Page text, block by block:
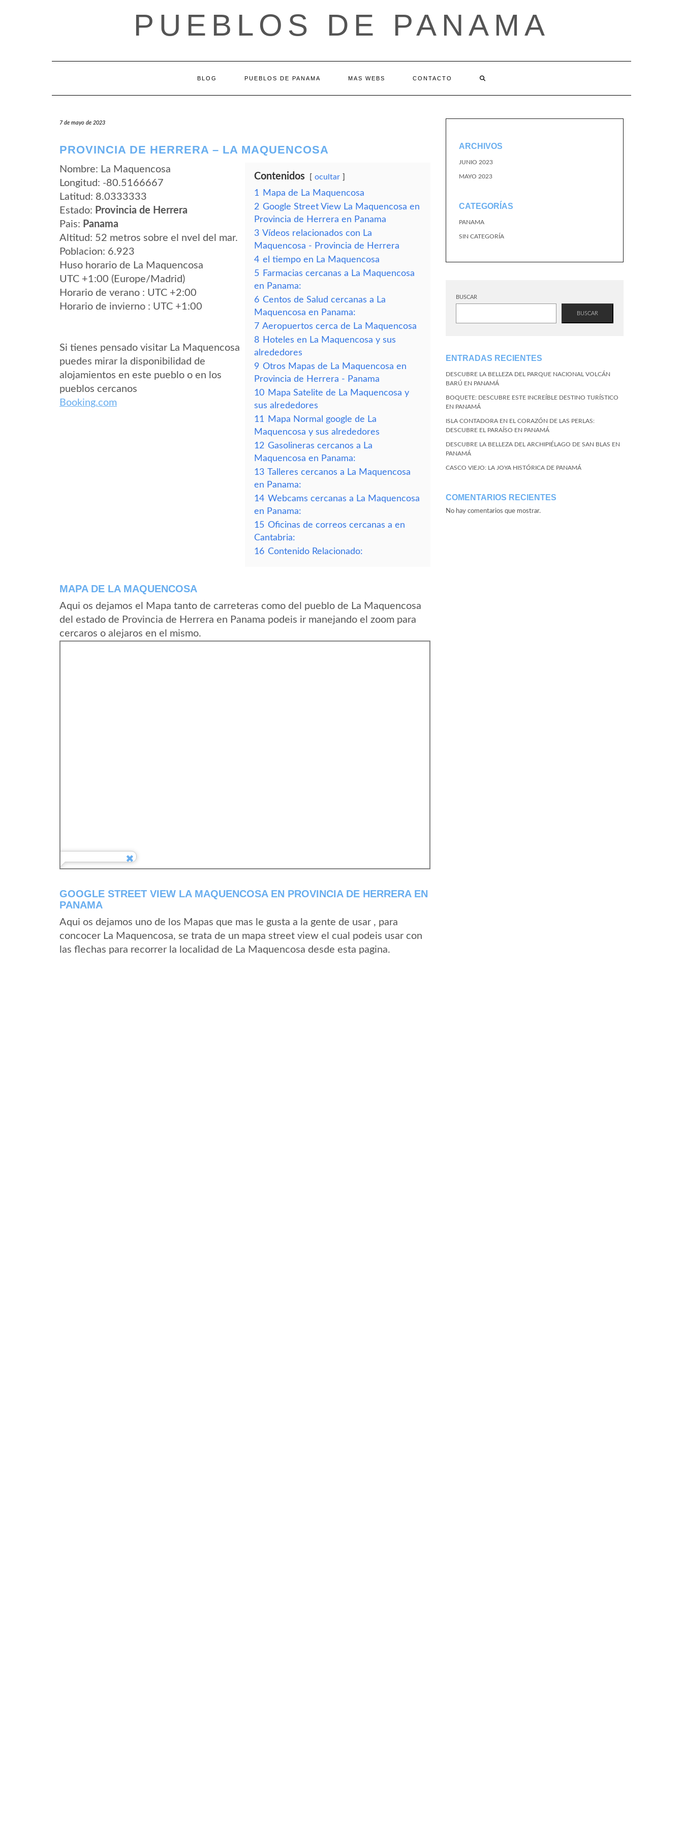
PUEBLOS DE PANAMA
BLOG PUEBLOS DE PANAMA MAS WEBS CONTACTO
7 de mayo de 2023
PROVINCIA DE HERRERA – LA MAQUENCOSA
Nombre: La Maquencosa
Longitud: -80.5166667
Latitud: 8.0333333
Estado: Provincia de Herrera
Pais: Panama
Altitud: 52 metros sobre el nvel del mar.
Poblacion: 6.923
Huso horario de La Maquencosa
UTC +1:00 (Europe/Madrid)
Horario de verano : UTC +2:00
Horario de invierno : UTC +1:00
Si tienes pensado visitar La Maquencosa
puedes mirar la disponibilidad de
alojamientos en este pueblo o en los
pueblos cercanos
Booking.com
Contenidos ocultar
1
Mapa de La Maquencosa
2 Google Street View La Maquencosa en
Provincia de Herrera en Panama
3 Vídeos relacionados con La
Maquencosa - Provincia de Herrera
4 el tiempo en La Maquencosa
5 Farmacias cercanas a La Maquencosa
en Panama:
6 Centos de Salud cercanas a La
Maquencosa en Panama:
7 Aeropuertos cerca de La Maquencosa
8 Hoteles en La Maquencosa y sus
alrededores
9 Otros Mapas de La Maquencosa en
Provincia de Herrera - Panama
10 Mapa Satelite de La Maquencosa y
sus alrededores
11
Mapa Normal google de La
Maquencosa y sus alrededores
12 Gasolineras cercanos a La
Maquencosa en Panama:
13 Talleres cercanos a La Maquencosa
en Panama:
14 Webcams cercanas a La Maquencosa
en Panama:
15 Oficinas de correos cercanas a en
Cantabria:
16 Contenido Relacionado:
MAPA DE LA MAQUENCOSA
Aqui os dejamos el Mapa tanto de carreteras como del pueblo de La Maquencosa
del estado de Provincia de Herrera en Panama podeis ir manejando el zoom para
cercaros o alejaros en el mismo.
GOOGLE STREET VIEW LA MAQUENCOSA EN PROVINCIA DE HERRERA EN
PANAMA
Aqui os dejamos uno de los Mapas que mas le gusta a la gente de usar , para
concocer La Maquencosa, se trata de un mapa street view el cual podeis usar con
las flechas para recorrer la localidad de La Maquencosa desde esta pagina.
ARCHIVOS
JUNIO 2023
MAYO 2023
CATEGORÍAS
PANAMA
SIN CATEGORÍA
BUSCAR
BUSCAR
ENTRADAS RECIENTES
DESCUBRE LA BELLEZA DEL PARQUE NACIONAL VOLCÁN
BARÚ EN PANAMÁ
BOQUETE: DESCUBRE ESTE INCREÍBLE DESTINO TURÍSTICO
EN PANAMÁ
ISLA CONTADORA EN EL CORAZÓN DE LAS PERLAS:
DESCUBRE EL PARAÍSO EN PANAMÁ
DESCUBRE LA BELLEZA DEL ARCHIPIÉLAGO DE SAN BLAS EN
PANAMÁ
CASCO VIEJO: LA JOYA HISTÓRICA DE PANAMÁ
COMENTARIOS RECIENTES
No hay comentarios que mostrar.